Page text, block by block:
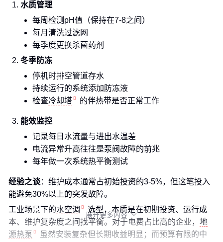
水质管理
每周检测pH值（保持在7-8之间）
每月清洗过滤网
每季度更换杀菌药剂
冬季防冻
停机时排空管道存水
持续运行的系统添加防冻液
检查冷却塔 的伴热带是否正常工作
能效监控
记录每日水流量与进出水温差
电流异常升高往往是泵阀故障的前兆
每年做一次系统热平衡测试
经验之谈：维护成本通常占初始投资的3-5%，但这笔投入
能避免30%以上的突发故障。
工业场景下的水空调
选型，本质是在初期投资、运行成
本、维护复杂度之间找平衡。对于电费占比高的企业， 地
源热泵
虽然安装复杂但长期收益明显；而预算有限的中
展开更多内容 